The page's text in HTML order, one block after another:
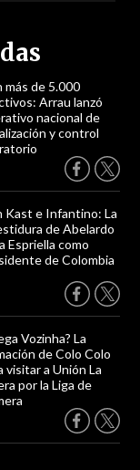
más de 5.000
Arrau lanzó
nacional de
y control
Kast e Infantino: La
de Abelardo
Espriella como
de Colombia
Vozinha? La
de Colo Colo
visitar a Unión La
por la Liga de